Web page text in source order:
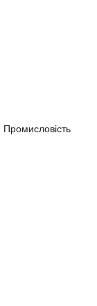
Промисловість